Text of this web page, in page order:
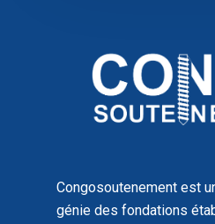
Congosoutenement est
génie des fondations